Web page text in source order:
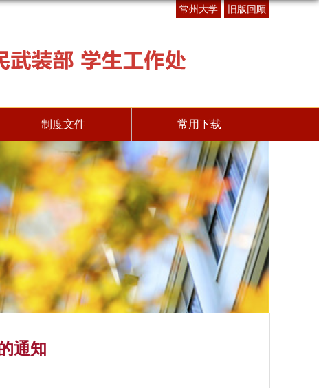
常州大学 旧版回顾
制度文件 常用下载
通知